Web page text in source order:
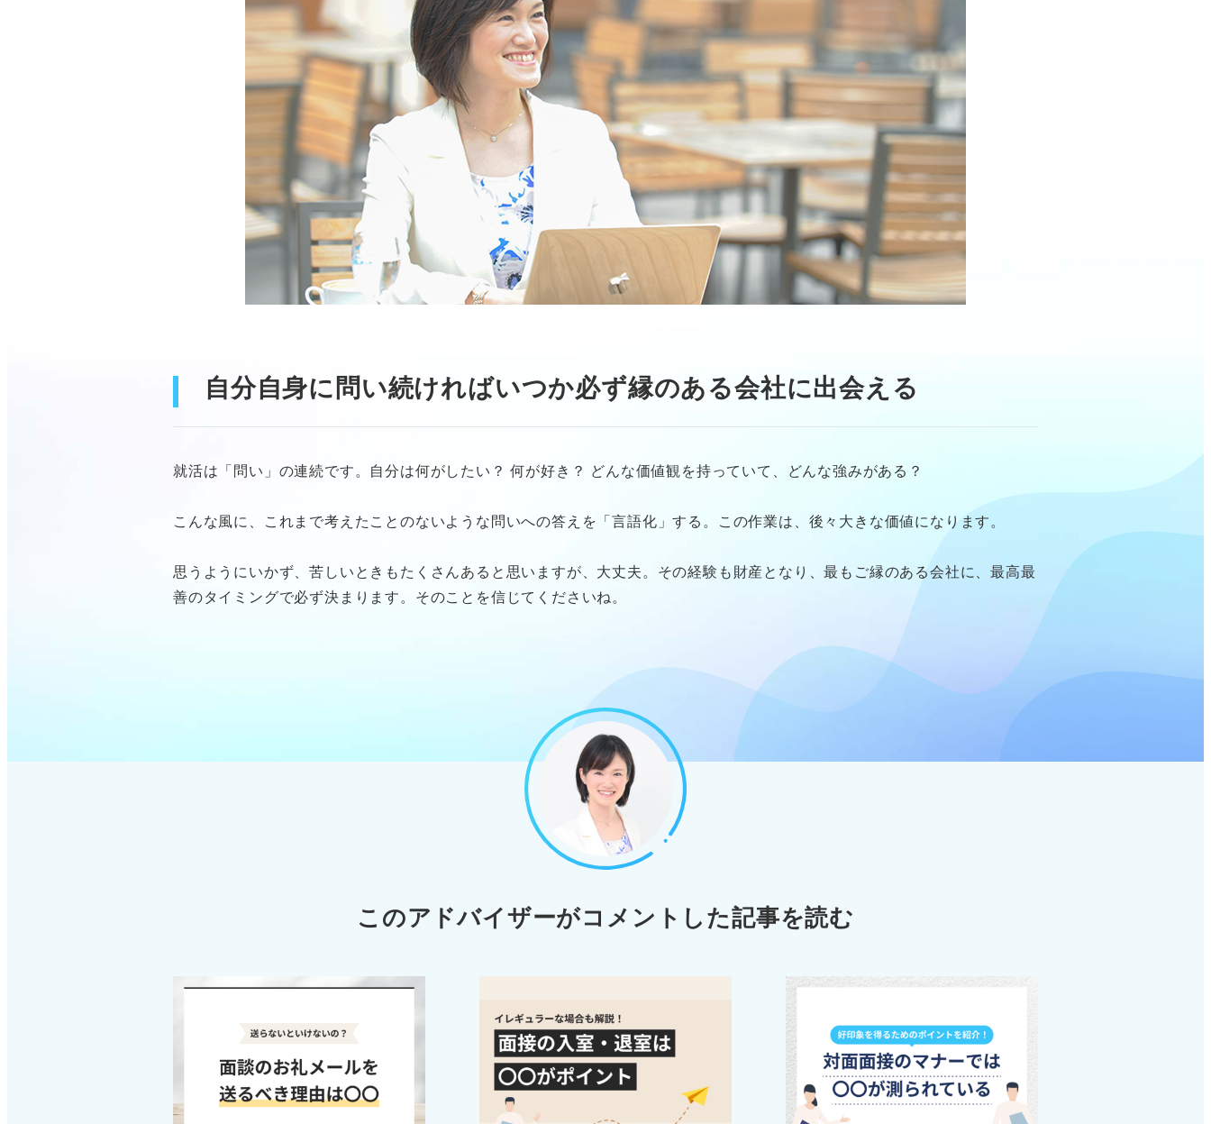
自分自身に問い続ければいつか必ず縁のある会社に出会える
就活は「問い」の連続です。自分は何がしたい？ 何が好き？ どんな価値観を持っていて、どんな強みがある？
こんな風に、これまで考えたことのないような問いへの答えを「言語化」する。この作業は、後々大きな価値になります。
思うようにいかず、苦しいときもたくさんあると思いますが、大丈夫。その経験も財産となり、最もご縁のある会社に、最高最
善のタイミングで必ず決まります。そのことを信じてくださいね。
このアドバイザーがコメントした記事を読む